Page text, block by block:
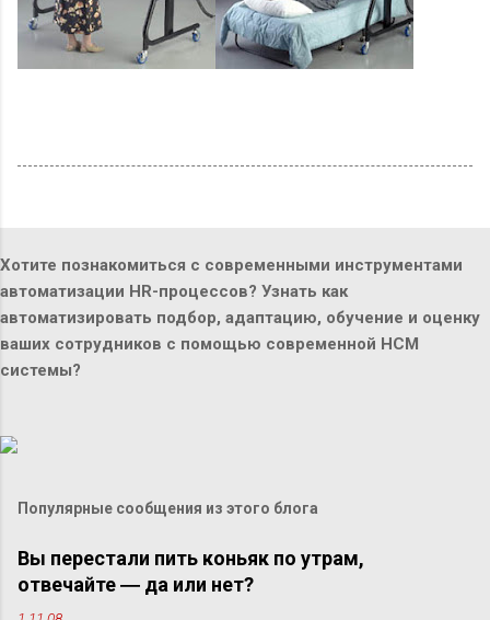
Хотите познакомиться с современными инструментами
автоматизации HR-процессов? Узнать как
автоматизировать подбор, адаптацию, обучение и оценку
ваших сотрудников с помощью современной HCM
системы?
Популярные сообщения из этого блога
Вы перестали пить коньяк по утрам,
отвечайте ― да или нет?